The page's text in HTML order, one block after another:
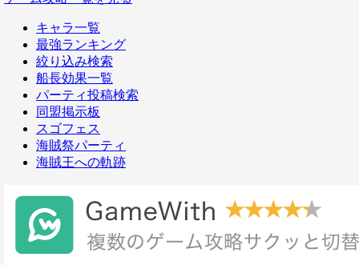
キャラ一覧
最強ランキング
絞り込み検索
船長効果一覧
パーティ投稿検索
同盟掲示板
スゴフェス
海賊祭パーティ
海賊王への軌跡